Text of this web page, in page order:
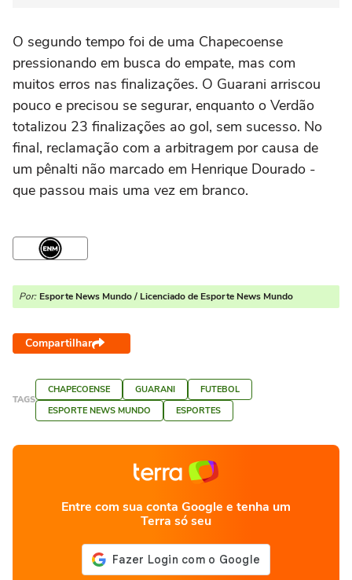
O segundo tempo foi de uma Chapecoense
pressionando em busca do empate, mas com
muitos erros nas finalizações. O Guarani arriscou
pouco e precisou se segurar, enquanto o Verdão
totalizou 23 finalizações ao gol, sem sucesso. No
final, reclamação com a arbitragem por causa de
um pênalti não marcado em Henrique Dourado -
que passou mais uma vez em branco.
Por: Esporte News Mundo / Licenciado de Esporte News Mundo
Compartilhar
TAGS
CHAPECOENSE GUARANI
FUTEBOL
ESPORTE NEWS MUNDO
ESPORTES
Entre com sua conta Google e tenha um
Terra só seu